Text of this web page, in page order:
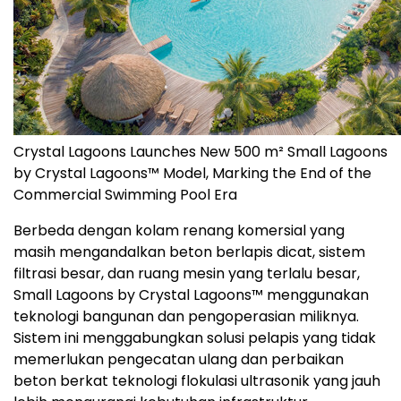
Crystal Lagoons Launches New 500 m² Small Lagoons
by Crystal Lagoons™ Model, Marking the End of the
Commercial Swimming Pool Era
Berbeda dengan kolam renang komersial yang
masih mengandalkan beton berlapis dicat, sistem
filtrasi besar, dan ruang mesin yang terlalu besar,
Small Lagoons by Crystal Lagoons™ menggunakan
teknologi bangunan dan pengoperasian miliknya.
Sistem ini menggabungkan solusi pelapis yang tidak
memerlukan pengecatan ulang dan perbaikan
beton berkat teknologi flokulasi ultrasonik yang jauh